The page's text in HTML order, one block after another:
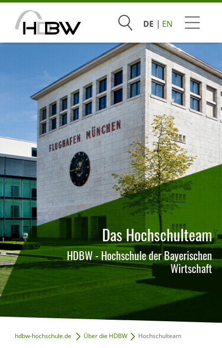
SuchenDE EN
Beratung & Bewerbung
Praxis & Unternehmen
Hochschule
Hochschulteam
Hochschulgremien
Hochschulträger
HDBW Campus München
Forschungskooperationen
Fördern & Stiften
Schulkooperationen
Karriere
Infoveranstaltungen
Das Hochschulteam
HDBW - Hochschule der Bayerischen
Wirtschaft
hdbw-hochschule.de Über die HDBW Hochschulteam